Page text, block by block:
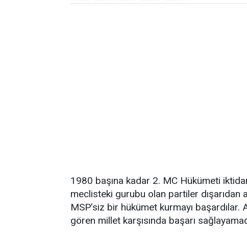
1980 başına kadar 2. MC Hükümeti
meclisteki gurubu olan partiler dışarıdan
MSP’siz bir hükümet kurmayı başardılar.
gören millet karşısında başarı